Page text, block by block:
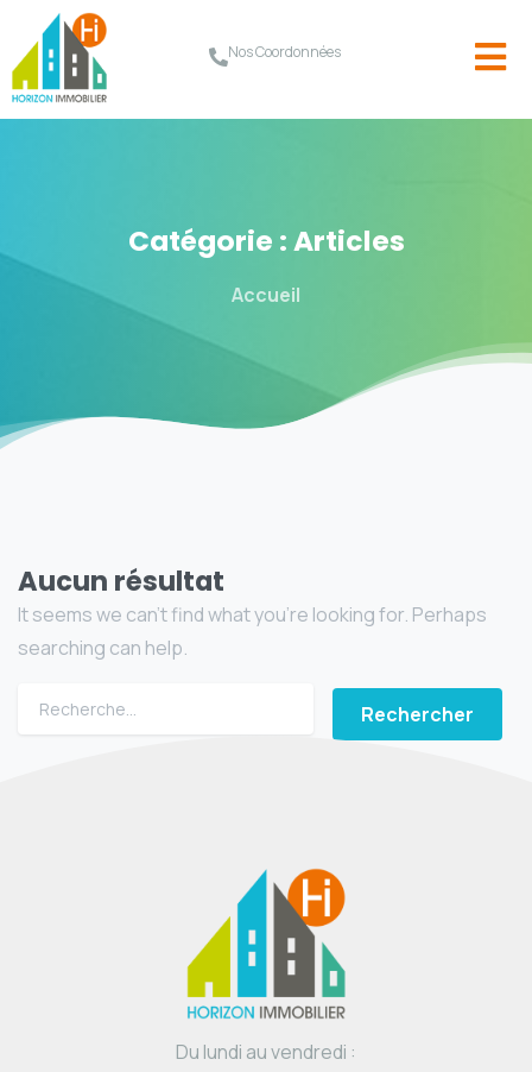
Nos Coordonnées
Catégorie :Articles
Accueil
Aucun résultat
It seems we can’t find what you’re looking for. Perhaps
searching can help.
Du lundi au vendredi :